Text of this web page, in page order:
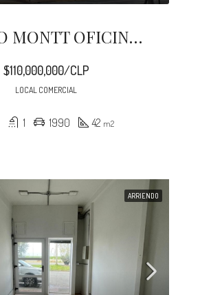
PUERTO MONTT OFICINA 42 M2 BAQUEDANO
$110,000,000/CLP
LOCAL COMERCIAL
1 1990 42 m2
ARRIENDO